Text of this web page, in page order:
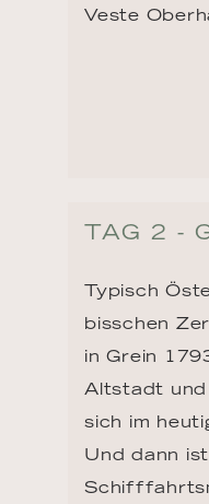
Veste
TAG 2 -
Typisch
bisschen
in Grein
Altstadt und
sich im
Und dann